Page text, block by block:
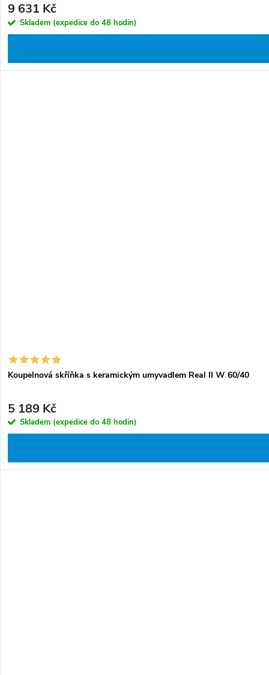
9 631 Kč
Skladem (expedice do 48 hodin)
Koupelnová skříňka s keramickým umyvadlem Real II W 60/40
5 189 Kč
Skladem (expedice do 48 hodin)